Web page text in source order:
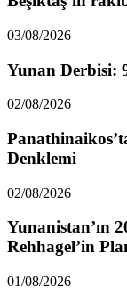
03/08/2026
Yunan Derbisi:
02/08/2026
Denklemi
02/08/2026
Yunanistan’ın
Rehhagel’in
01/08/2026